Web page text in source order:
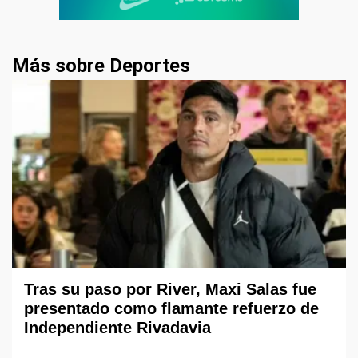
Más sobre Deportes
Tras su paso por River, Maxi Salas fue
presentado como flamante refuerzo de
Independiente Rivadavia